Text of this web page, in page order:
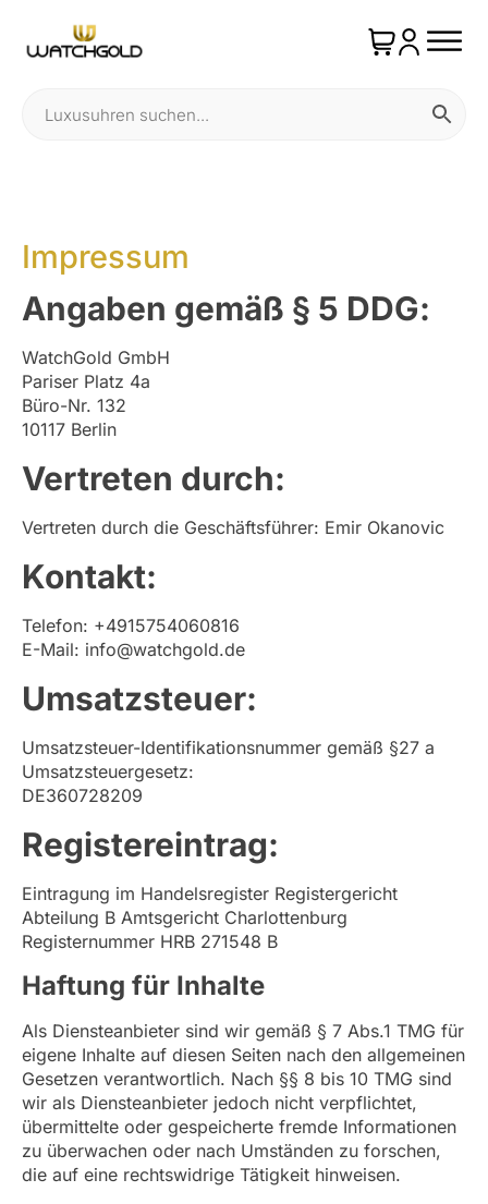
Impressum
Angaben gemäß § 5 DDG:
WatchGold GmbH
Pariser Platz 4a
Büro-Nr. 132
10117 Berlin
Vertreten durch:
Vertreten durch die Geschäftsführer: Emir Okanovic
Kontakt:
Telefon: +4915754060816
E-Mail: info@watchgold.de
Umsatzsteuer:
Umsatzsteuer-Identifikationsnummer gemäß §27 a
Umsatzsteuergesetz:
DE360728209
Registereintrag:
Eintragung im Handelsregister Registergericht
Abteilung B Amtsgericht Charlottenburg
Registernummer HRB 271548 B
Haftung für Inhalte
Als Diensteanbieter sind wir gemäß § 7 Abs.1 TMG für
eigene Inhalte auf diesen Seiten nach den allgemeinen
Gesetzen verantwortlich. Nach §§ 8 bis 10 TMG sind
wir als Diensteanbieter jedoch nicht verpflichtet,
übermittelte oder gespeicherte fremde Informationen
zu überwachen oder nach Umständen zu forschen,
die auf eine rechtswidrige Tätigkeit hinweisen.